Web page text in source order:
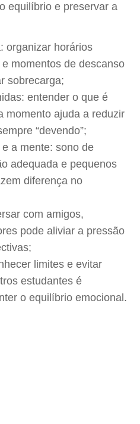
equilíbrio e preservar a
organizar horários
momentos de descanso
sobrecarga;
entender o que é
momento ajuda a reduzir
“devendo”;
a mente: sono de
adequada e pequenos
diferença no
com amigos,
pode aliviar a pressão
limites e evitar
estudantes é
o equilíbrio emocional.